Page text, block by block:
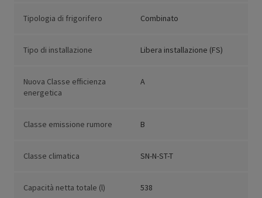
Tipologia di frigorifero Combinato
Tipo di installazione Libera installazione (FS)
Nuova Classe efficienza
energetica
A
Classe emissione rumore B
Classe climatica SN-N-ST-T
Capacità netta totale (l) 538